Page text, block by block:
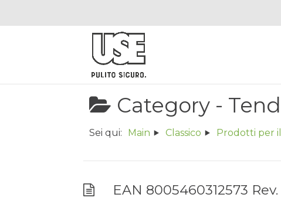
Category -
Sei qui: Main Classico Prodotti per
EAN 8005460312573